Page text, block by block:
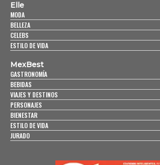
Elle
MODA
BELLEZA
CELEBS
ESTILO DE VIDA
MexBest
GASTRONOMÍA
BEBIDAS
VIAJES Y DESTINOS
PERSONAJES
BIENESTAR
ESTILO DE VIDA
JURADO